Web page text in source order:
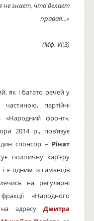
не знает, что делает
правая...»
(Мф. VI:3)
як і багато речей у
партійні
«Народний фронт»,
2014 р., пов’язує
спонсор – Рінат
політичну кар’єру
і є одним із гаманців
на регулярні
«Народного
адресуДмитра